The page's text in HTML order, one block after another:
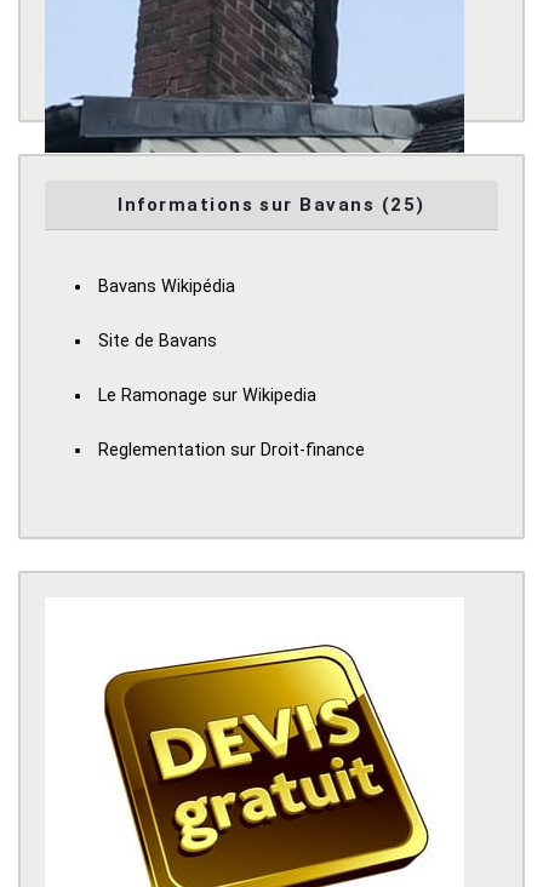
Informations sur Bavans (25)
Bavans Wikipédia
Site de Bavans
Le Ramonage sur Wikipedia
Reglementation sur Droit-finance